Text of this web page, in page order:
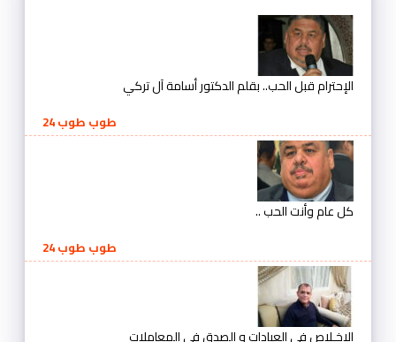
الإحترام قبل الحب.. بقلم الدكتور أسامة آل تركي
طوب طوب 24
كل عام وأنت الحب ..
طوب طوب 24
الإخـلاص في العبادات و الصدق في المعاملات